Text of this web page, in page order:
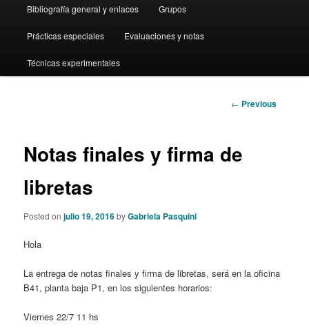
primary
Bibliografía general y enlaces Grupos
Prácticas especiales Evaluaciones y notas
Técnicas experimentales
Post
← Previous
Notas finales y firma de
libretas
Posted onjulio 19, 2016byGabriela Pasquini
Hola
La entrega de notas finales y firma de libretas, será en la oficina
B41, planta baja P1, en los siguientes horarios:
Viernes 22/7 11 hs